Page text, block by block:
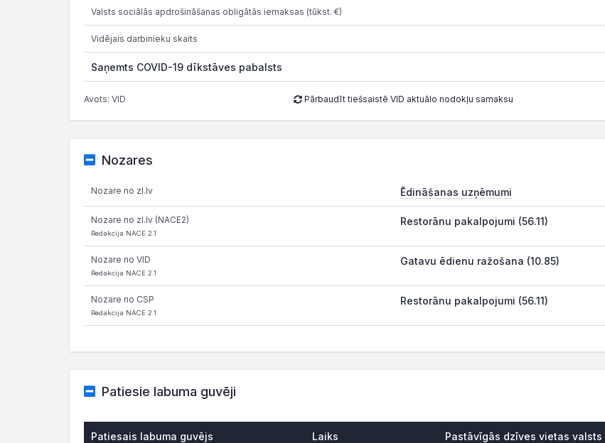
Valsts sociālās apdrošināšanas obligātās iemaksas (tūkst. €)
Vidējais darbinieku skaits
Saņemts COVID-19 dīkstāves pabalsts
Avots: VID Pārbaudīt tiešsaistē VID aktuālo nodokļu samaksu
Nozares
Nozare no zl.lv Ēdināšanas uzņēmumi
Nozare no zl.lv (NACE2)
Redakcija NACE 2.1
Restorānu pakalpojumi (56.11)
Nozare no VID
Redakcija NACE 2.1
Gatavu ēdienu ražošana (10.85)
Nozare no CSP
Redakcija NACE 2.1
Restorānu pakalpojumi (56.11)
Patiesie labuma guvēji
Patiesais labuma guvējs Laiks Pastāvīgās dzīves vietas valsts